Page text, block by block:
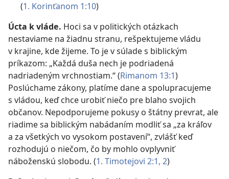
(1. Korinťanom 1:10)
Úcta k vláde. Hoci sa v politických otázkach
nestaviame na žiadnu stranu, rešpektujeme vládu
v krajine, kde žijeme. To je v súlade s biblickým
príkazom: „Každá duša nech je podriadená
nadriadeným vrchnostiam.“ (Rimanom 13:1)
Poslúchame zákony, platíme dane a spolupracujeme
s vládou, keď chce urobiť niečo pre blaho svojich
občanov. Nepodporujeme pokusy o štátny prevrat, ale
riadime sa biblickým nabádaním modliť sa „za kráľov
a za všetkých vo vysokom postavení“, zvlášť keď
rozhodujú o niečom, čo by mohlo ovplyvniť
náboženskú slobodu. (1. Timotejovi 2:1, 2)